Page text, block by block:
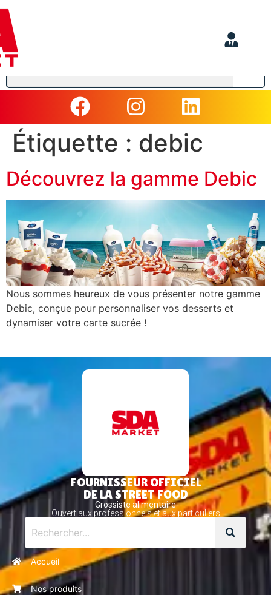
Étiquette : debic
Découvrez la gamme Debic
Nous sommes heureux de vous présenter notre gamme
Debic, conçue pour personnaliser vos desserts et
dynamiser votre carte sucrée !
FOURNISSEUR OFFICIEL
DE LA STREET FOOD
Grossiste alimentaire
Ouvert aux professionnels et aux particuliers
Accueil
Nos produits